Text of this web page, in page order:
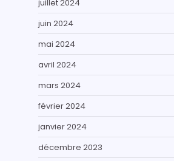
juillet 2024
juin 2024
mai 2024
avril 2024
mars 2024
février 2024
janvier 2024
décembre 2023